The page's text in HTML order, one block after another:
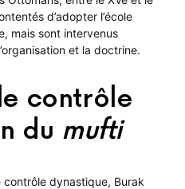
d’adopter l’école
mais sont intervenus
et la doctrine.
contrôle
du mufti
dynastique, Burak